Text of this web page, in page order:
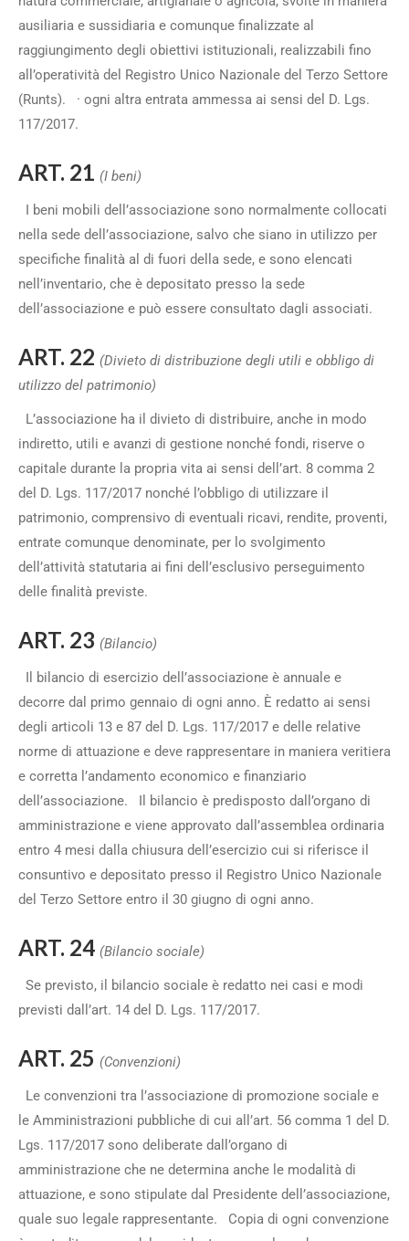
ausiliaria e sussidiaria e comunque finalizzate al
raggiungimento degli obiettivi istituzionali, realizzabili fino
all’operatività del Registro Unico Nazionale del Terzo Settore
(Runts). · ogni altra entrata ammessa ai sensi del D. Lgs.
117/2017.
ART. 21 (I beni)
I beni mobili dell’associazione sono normalmente collocati
nella sede dell’associazione, salvo che siano in utilizzo per
specifiche finalità al di fuori della sede, e sono elencati
nell’inventario, che è depositato presso la sede
dell’associazione e può essere consultato dagli associati.
ART. 22 (Divieto di distribuzione degli utili e obbligo di
utilizzo del patrimonio)
L’associazione ha il divieto di distribuire, anche in modo
indiretto, utili e avanzi di gestione nonché fondi, riserve o
capitale durante la propria vita ai sensi dell’art. 8 comma 2
del D. Lgs. 117/2017 nonché l’obbligo di utilizzare il
patrimonio, comprensivo di eventuali ricavi, rendite, proventi,
entrate comunque denominate, per lo svolgimento
dell’attività statutaria ai fini dell’esclusivo perseguimento
delle finalità previste.
ART. 23 (Bilancio)
Il bilancio di esercizio dell’associazione è annuale e
decorre dal primo gennaio di ogni anno. È redatto ai sensi
degli articoli 13 e 87 del D. Lgs. 117/2017 e delle relative
norme di attuazione e deve rappresentare in maniera veritiera
e corretta l’andamento economico e finanziario
dell’associazione. Il bilancio è predisposto dall’organo di
amministrazione e viene approvato dall’assemblea ordinaria
entro 4 mesi dalla chiusura dell’esercizio cui si riferisce il
consuntivo e depositato presso il Registro Unico Nazionale
del Terzo Settore entro il 30 giugno di ogni anno.
ART. 24 (Bilancio sociale)
Se previsto, il bilancio sociale è redatto nei casi e modi
previsti dall’art. 14 del D. Lgs. 117/2017.
ART. 25 (Convenzioni)
Le convenzioni tra l’associazione di promozione sociale e
le Amministrazioni pubbliche di cui all’art. 56 comma 1 del D.
Lgs. 117/2017 sono deliberate dall’organo di
amministrazione che ne determina anche le modalità di
attuazione, e sono stipulate dal Presidente dell’associazione,
quale suo legale rappresentante. Copia di ogni convenzione